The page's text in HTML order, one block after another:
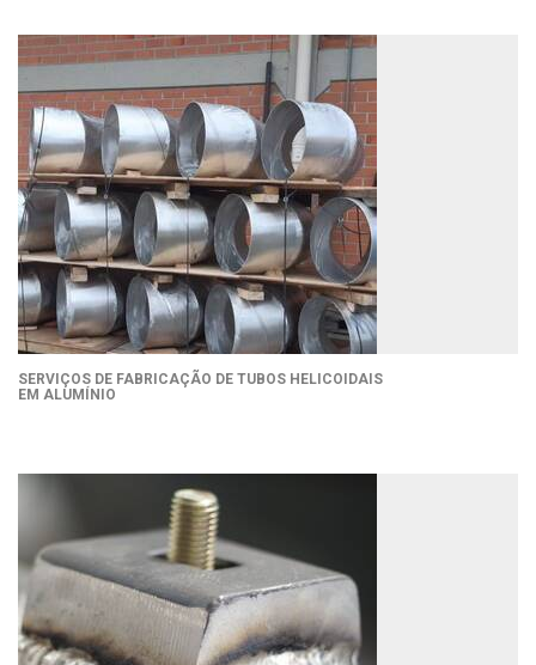
SERVIÇOS DE FABRICAÇÃO DE TUBOS HELICOIDAIS
EM ALUMÍNIO